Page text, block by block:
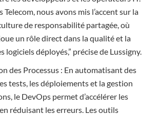
Telecom, nous avons mis l’accent sur la
de responsabilité partagée, où
un rôle direct dans la qualité et la
logiciels déployés,” précise de Lussigny.
des Processus : En automatisant des
tests, les déploiements et la gestion
le DevOps permet d’accélérer les
réduisant les erreurs. Les outils